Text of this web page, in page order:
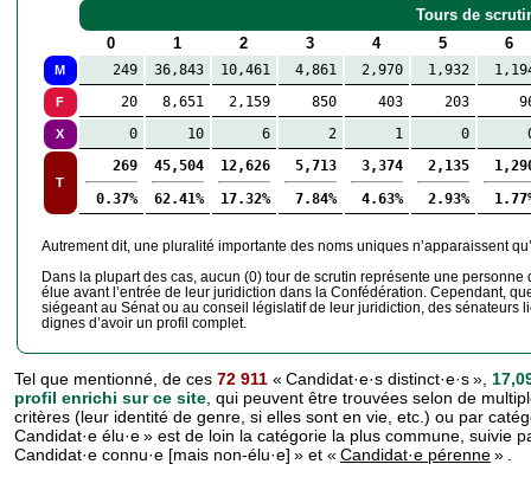
Tours de
0
1 2 3 4 5 6
M 249 36,843 10,461 4,861 2,970 1,932
F 20 8,651 2,159 850 403 203
X 0 10 6 2 1 0
T
269
0.37%
45,504
62.41%
12,626
17.32%
5,713
7.84%
3,374
4.63%
2,135
2.93%
Autrement dit, une pluralité importante des noms uniques n’apparaissent
Dans la plupart des cas, aucun (0) tour de scrutin représente une
élue avant l’entrée de leur juridiction dans la Confédération. Cependant,
siégeant au Sénat ou au conseil législatif de leur juridiction, des sénateurs
dignes d’avoir un profil complet.
Tel que mentionné, de ces 72 911 « Candidat·e·s distinct·e·s »,
profil enrichi sur ce site , qui peuvent être trouvées selon de
critères (leur identité de genre, si elles sont en vie, etc.) ou par
Candidat·e élu·e » est de loin la catégorie la plus commune, suivie
Candidat·e connu·e [mais non-élu·e] » et « Candidat·e pérenne» .